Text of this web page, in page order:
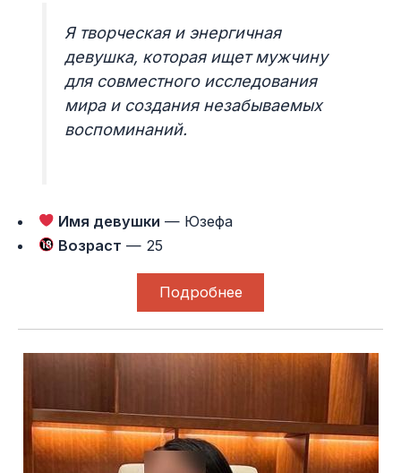
Я творческая и энергичная
девушка, которая ищет мужчину
для совместного исследования
мира и создания незабываемых
воспоминаний.
Имя девушки — Юзефа
Возраст — 25
Подробнее